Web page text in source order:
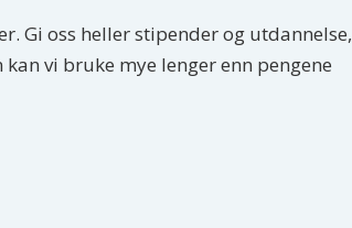
Gi oss heller stipender og utdannelse,
vi bruke mye lenger enn pengene